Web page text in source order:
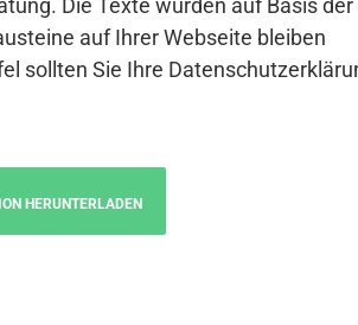
Die Texte wurden auf Basis der
auf Ihrer Webseite bleiben
sollten Sie Ihre
HERUNTERLADEN